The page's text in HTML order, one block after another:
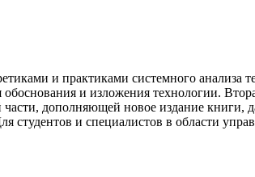
и практиками системного
и изложения технологии.
дополняющей новое издание книги,
и специалистов в области